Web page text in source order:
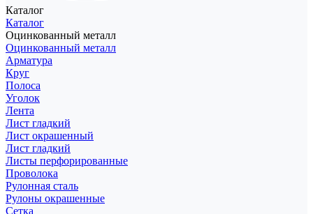
Каталог
Каталог
Оцинкованный металл
Оцинкованный металл
Арматура
Круг
Полоса
Уголок
Лента
Лист гладкий
Лист окрашенный
Лист гладкий
Листы перфорированные
Проволока
Рулонная сталь
Рулоны окрашенные
Сетка